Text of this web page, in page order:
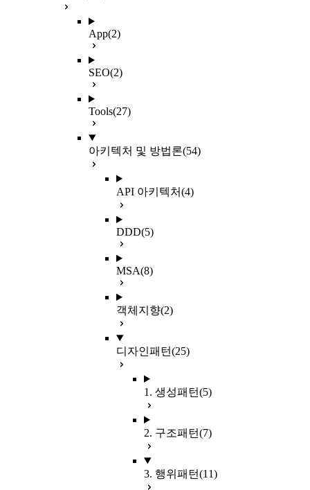
App(2)
SEO(2)
Tools(27)
아키텍처 및 방법론(54)
API 아키텍처(4)
DDD(5)
MSA(8)
객체지향(2)
디자인패턴(25)
1. 생성패턴(5)
2. 구조패턴(7)
3. 행위패턴(11)